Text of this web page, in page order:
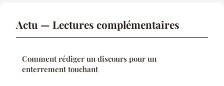
Actu — Lectures complémentaires
Comment rédiger un discours pour un
enterrement touchant